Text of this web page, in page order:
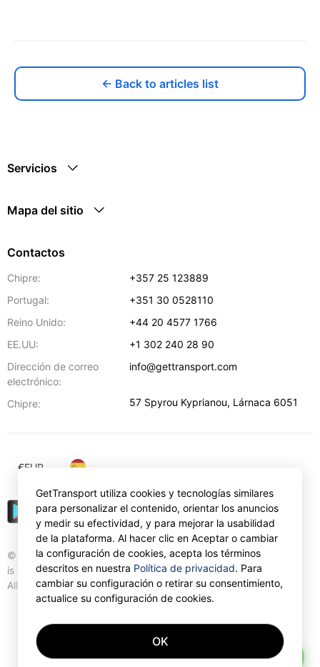
← Back to articles list
Servicios
Mapa del sitio
Contactos
Chipre:
+357 25 123889
Portugal:
+351 30 0528110
Reino Unido:
+44 20 4577 1766
EE.UU:
+1 302 240 28 90
Dirección de correo
electrónico:
info@gettransport.com
Chipre: 57 Spyrou Kyprianou, Lárnaca 6051
© Gettransport International Limited. GetTransport®
is trademark of Gettransport International Limited.
All rights reserved.
€EUR
GetTransport utiliza cookies y tecnologías similares
para personalizar el contenido, orientar los anuncios
y medir su efectividad, y para mejorar la usabilidad
de la plataforma. Al hacer clic en Aceptar o cambiar
la configuración de cookies, acepta los términos
descritos en nuestra Política de privacidad. Para
cambiar su configuración o retirar su consentimiento,
actualice su configuración de cookies.
OK
AI